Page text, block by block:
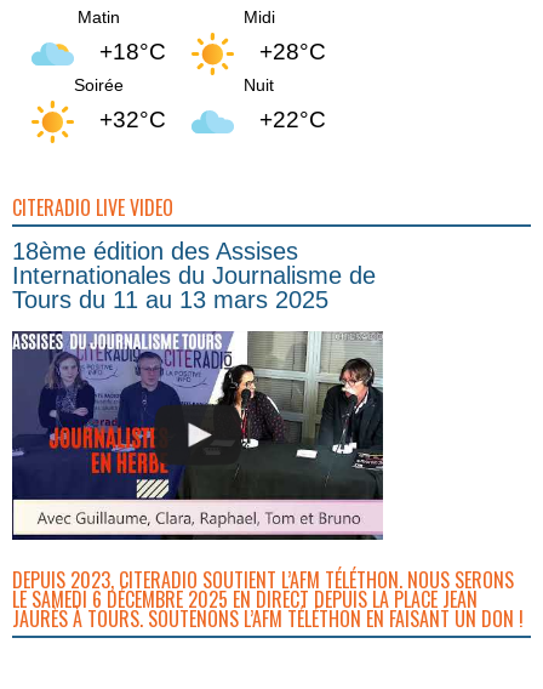
Matin
+18°C
Midi
+28°C
Soirée
+32°C
Nuit
+22°C
CITERADIO LIVE VIDEO
18ème édition des Assises
Internationales du Journalisme de
Tours du 11 au 13 mars 2025
DEPUIS 2023, CITERADIO SOUTIENT L’AFM TÉLÉTHON. NOUS SERONS
LE SAMEDI 6 DÉCEMBRE 2025 EN DIRECT DEPUIS LA PLACE JEAN
JAURÈS À TOURS. SOUTENONS L’AFM TÉLÉTHON EN FAISANT UN DON !